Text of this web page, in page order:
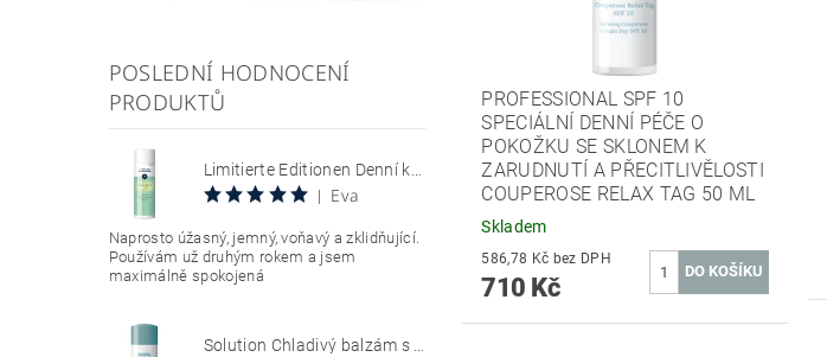
POSLEDNÍ HODNOCENÍ
PRODUKTŮ
Limitierte Editionen Denní krém s SPF 30, chránící citlivou pokožku se sklonem k zarudnutí a kuperóze 50 ml Hyaluron Sun Relax Tages Creme SPF 30
|
Eva
Naprosto úžasný, jemný, voňavý a zklidňující.
Používám už druhým rokem a jsem
maximálně spokojená
Solution Chladivý balzám s aloe vera 100 ml Aloe Vera Cool Gel
PROFESSIONAL SPF 10
SPECIÁLNÍ DENNÍ PÉČE O
POKOŽKU SE SKLONEM K
ZARUDNUTÍ A PŘECITLIVĚLOSTI
COUPEROSE RELAX TAG 50 ML
Skladem
586,78 Kč bez DPH
710 Kč